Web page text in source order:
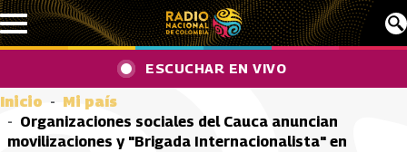
Pasar al contenido principal
ESCUCHAR EN VIVO
Inicio
Mi país
Organizaciones sociales del Cauca anuncian
movilizaciones y "Brigada Internacionalista" en